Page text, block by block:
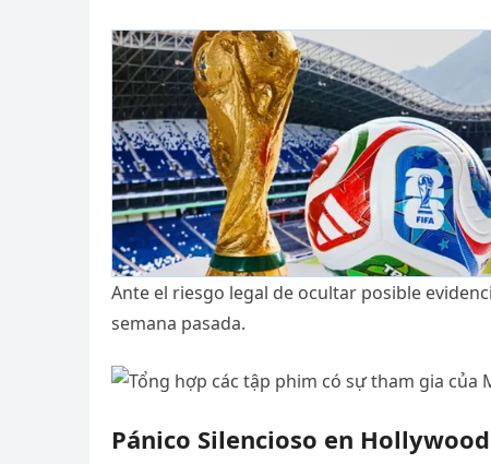
Ante el riesgo legal de ocultar posible
semana pasada.
Pánico Silencioso en Hollywood